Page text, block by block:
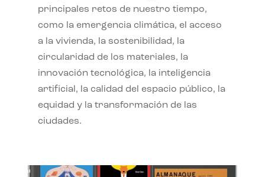
principales retos de nuestro tiempo,
como la emergencia climática, el acceso
a la vivienda, la sostenibilidad, la
circularidad de los materiales, la
innovación tecnológica, la inteligencia
artificial, la calidad del espacio público, la
equidad y la transformación de las
ciudades.